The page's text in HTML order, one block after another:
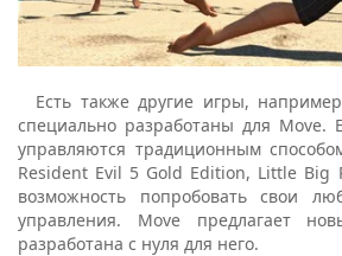
Есть также другие игры,
специально разработаны для
управляются традиционным
Resident Evil 5 Gold Edition, Little
возможность попробовать свои
управления. Move предлагает
разработана с нуля для него.